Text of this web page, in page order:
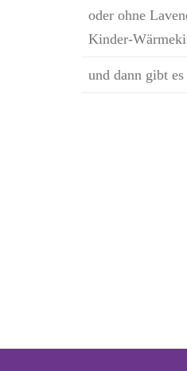
oder ohne
Kinder-
und dann gibt